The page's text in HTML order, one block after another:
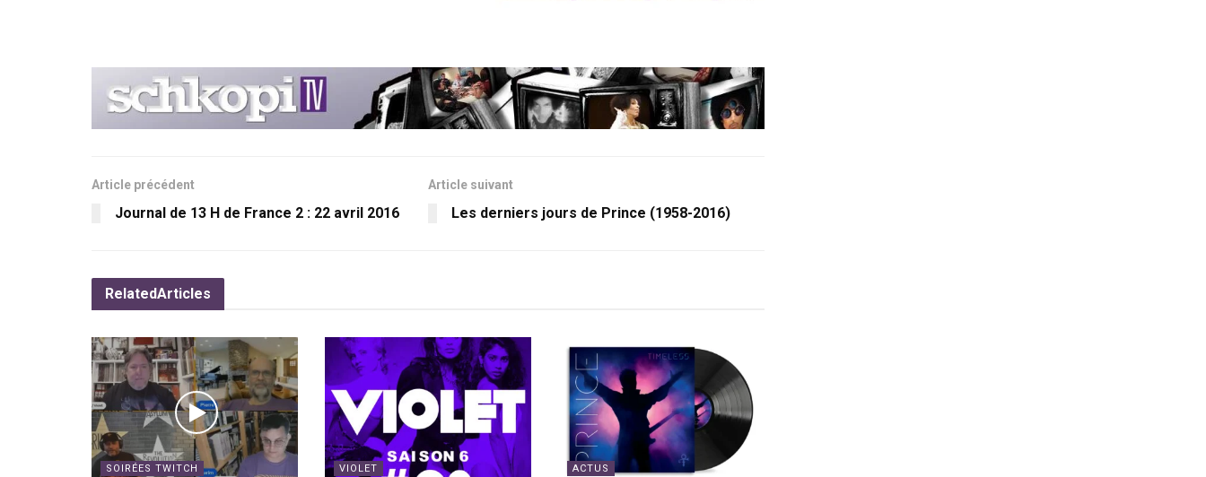
Article précédent
Journal de 13 H de France 2 : 22 avril 2016
Article suivant
Les derniers jours de Prince (1958-2016)
RelatedArticles
SOIRÉES TWITCH VIOLET ACTUS